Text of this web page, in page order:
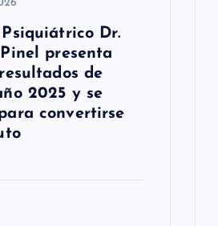
Dr.
presenta
de
2025 y se
convertirse